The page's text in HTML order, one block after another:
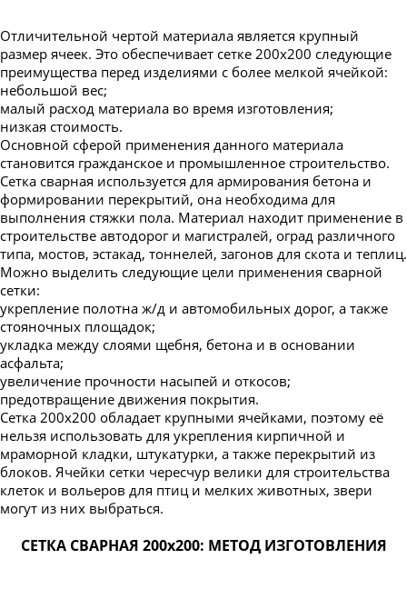
Отличительной чертой материала является крупный
размер ячеек. Это обеспечивает сетке 200х200 следующие
преимущества перед изделиями с более мелкой ячейкой:
небольшой вес;
малый расход материала во время изготовления;
низкая стоимость.
Основной сферой применения данного материала
становится гражданское и промышленное строительство.
Сетка сварная используется для армирования бетона и
формировании перекрытий, она необходима для
выполнения стяжки пола. Материал находит применение в
строительстве автодорог и магистралей, оград различного
типа, мостов, эстакад, тоннелей, загонов для скота и теплиц.
Можно выделить следующие цели применения сварной
сетки:
укрепление полотна ж/д и автомобильных дорог, а также
стояночных площадок;
укладка между слоями щебня, бетона и в основании
асфальта;
увеличение прочности насыпей и откосов;
предотвращение движения покрытия.
Сетка 200х200 обладает крупными ячейками, поэтому её
нельзя использовать для укрепления кирпичной и
мраморной кладки, штукатурки, а также перекрытий из
блоков. Ячейки сетки чересчур велики для строительства
клеток и вольеров для птиц и мелких животных, звери
могут из них выбраться.
СЕТКА СВАРНАЯ 200х200: МЕТОД ИЗГОТОВЛЕНИЯ